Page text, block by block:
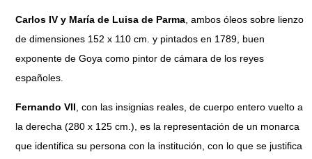
Carlos IV y María de Luisa de Parma, ambos óleos sobre lienzo
de dimensiones 152 x 110 cm. y pintados en 1789, buen
exponente de Goya como pintor de cámara de los reyes
españoles.
Fernando VII, con las insignias reales, de cuerpo entero vuelto a
la derecha (280 x 125 cm.), es la representación de un monarca
que identifica su persona con la institución, con lo que se justifica